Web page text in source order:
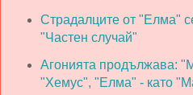
Страдалците от "Елма"
"Частен случай"
Агонията продължава:
"Хемус", "Елма" - като